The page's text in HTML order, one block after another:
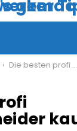
Die besten profi plasmaschneider kaufen